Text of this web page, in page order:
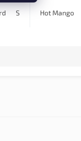
Salmon & Maple
Hot Mango